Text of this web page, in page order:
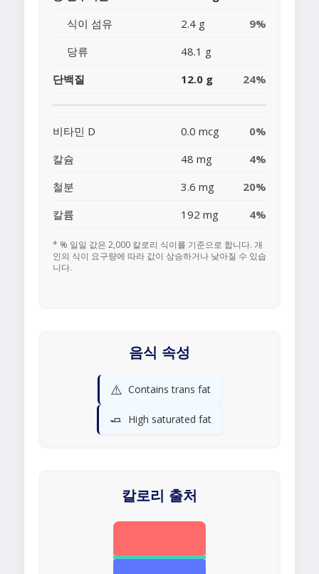
식이 섬유
2.4 g
9%
당류
48.1 g
단백질
12.0 g 24%
비타민 D 0.0 mcg
0%
칼슘
48 mg
4%
철분
3.6 mg
20%
칼륨
192 mg 4%
* % 일일 값은 2,000 칼로리 식이를 기준으로 합니다. 개
인의 식이 요구량에 따라 값이 상승하거나 낮아질 수 있습
니다.
음식 속성
⚠️ Contains trans fat
🧈 High saturated fat
칼로리 출처